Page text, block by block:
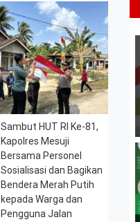
Sambut HUT RI Ke-81,
Kapolres Mesuji
Bersama Personel
Sosialisasi dan Bagikan
Bendera Merah Putih
kepada Warga dan
Pengguna Jalan